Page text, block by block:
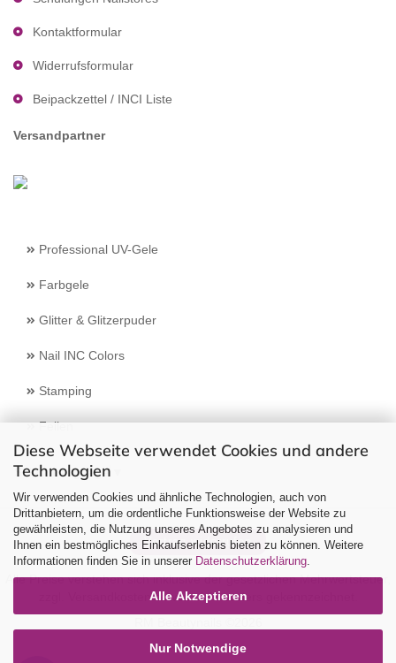
Diese Webseite verwendet Cookies und andere
Technologien
Wir verwenden Cookies und ähnliche Technologien, auch von
Drittanbietern, um die ordentliche Funktionsweise der Website zu
gewährleisten, die Nutzung unseres Angebotes zu analysieren und
Ihnen ein bestmögliches Einkaufserlebnis bieten zu können. Weitere
Informationen finden Sie in unserer Datenschutzerklärung
Alle Akzeptieren
Nur Notwendige
Kontaktformular
Widerrufsformular
Beipackzettel / INCI Liste
Versandpartner
Professional UV-Gele
Farbgele
Glitter & Glitzerpuder
Nail INC Colors
Stamping
Feilen
Select Language
Vertrag widerrufen
Alle Preise verstehen sich inklusive der gesetzlichen Mehrwertsteuer,
Versandkostensoweit nicht anders gekennzeichnet.